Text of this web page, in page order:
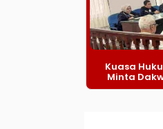
Kuasa
Minta